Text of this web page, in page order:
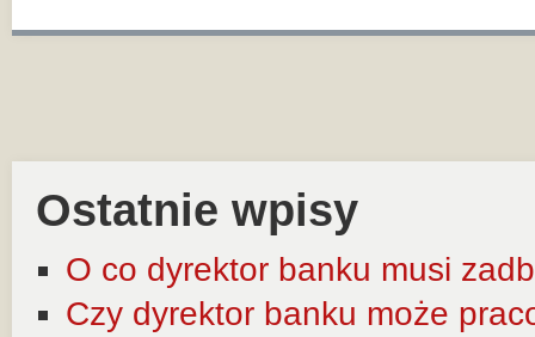
Ostatnie wpisy
O co dyrektor banku musi
Czy dyrektor banku może